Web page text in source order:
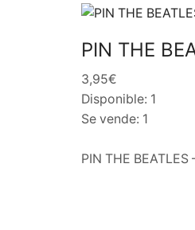
PIN THE
3,95€
Disponible: 1
Se vende: 1
PIN THE